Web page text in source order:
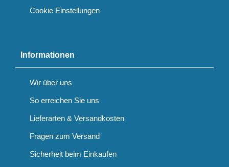
Cookie Einstellungen
Informationen
Wir über uns
So erreichen Sie uns
Lieferarten & Versandkosten
Fragen zum Versand
Sicherheit beim Einkaufen